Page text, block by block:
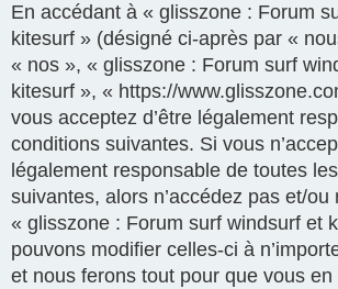
En accédant à « glisszone : Forum
kitesurf » (désigné ci-après par «
« nos », « glisszone : Forum surf
kitesurf », « https://
vous acceptez d’être légalement
conditions suivantes. Si vous
légalement responsable de toutes
suivantes, alors n’accédez pas et/ou
« glisszone : Forum surf windsurf et
pouvons modifier celles-ci à
et nous ferons tout pour que vous